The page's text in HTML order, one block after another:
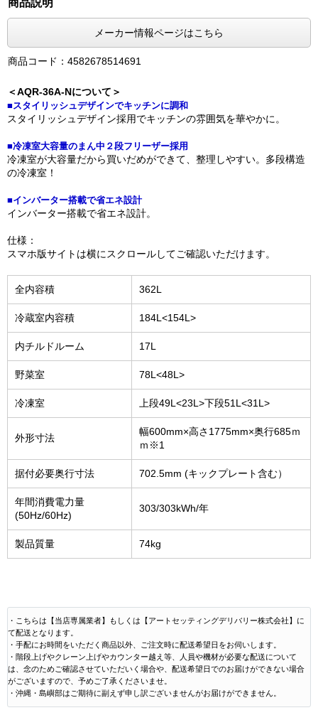
メーカー情報ページはこちら
商品コード：4582678514691
＜AQR-36A-Nについて＞
■スタイリッシュデザインでキッチンに調和
スタイリッシュデザイン採用でキッチンの雰囲気を華やかに。
■冷凍室大容量のまん中２段フリーザー採用
冷凍室が大容量だから買いだめができて、整理しやすい。多段構造
の冷凍室！
■インバーター搭載で省エネ設計
インバーター搭載で省エネ設計。
仕様：
スマホ版サイトは横にスクロールしてご確認いただけます。
全内容積 362L
冷蔵室内容積 184L<154L>
内チルドルーム 17L
野菜室 78L<48L>
冷凍室 上段49L<23L>下段51L<31L>
外形寸法
幅600mm×高さ1775mm×奥行685ｍ
ｍ※1
据付必要奥行寸法 702.5mm (キックプレート含む）
年間消費電力量
(50Hz/60Hz)
303/303kWh/年
製品質量 74kg
・こちらは【当店専属業者】もしくは【アートセッティングデリバリー株式会社】に
て配送となります。
・手配にお時間をいただく商品以外、ご注文時に配送希望日をお伺いします。
・階段上げやクレーン上げやカウンター越え等、人員や機材が必要な配送について
は、念のためご確認させていただいく場合や、配送希望日でのお届けができない場合
がございますので、予めご了承くださいませ。
・沖縄・島嶼部はご期待に副えず申し訳ございませんがお届けができません。